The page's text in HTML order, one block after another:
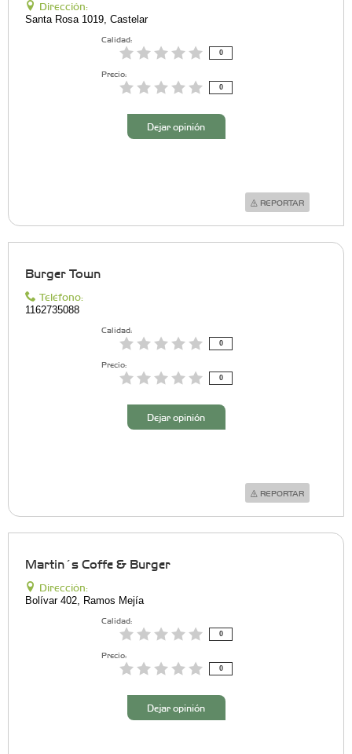
Dirección:
Santa Rosa 1019, Castelar
Calidad:
0
Precio:
0
Dejar opinión
REPORTAR
Burger Town
Teléfono:
1162735088
Calidad:
0
Precio:
0
Dejar opinión
REPORTAR
Martin´s Coffe & Burger
Dirección:
Bolívar 402, Ramos Mejía
Calidad:
0
Precio:
0
Dejar opinión